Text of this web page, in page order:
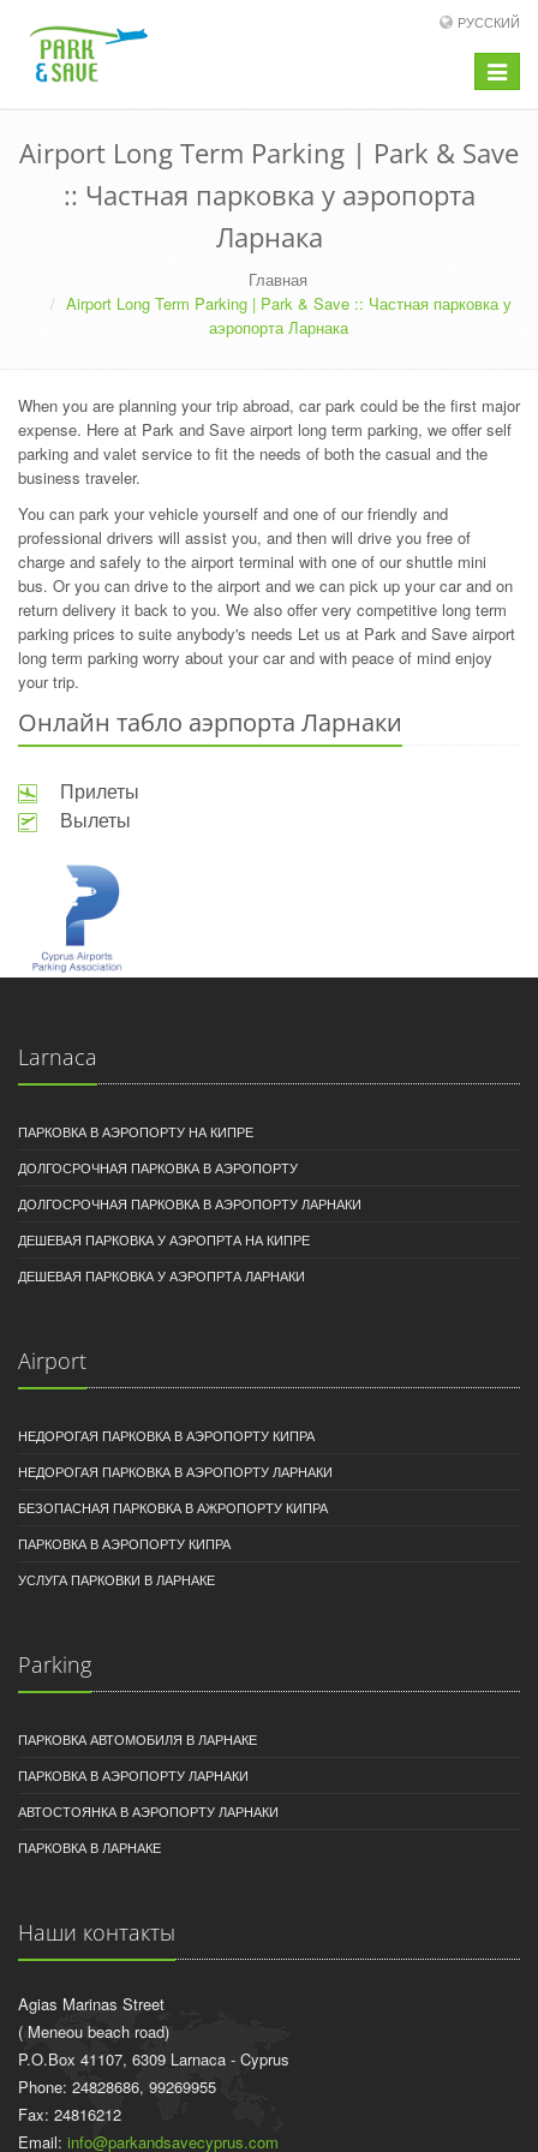
РУССКИЙ
Toggle
Airport Long Term Parking | Park & Save
:: Частная парковка у аэропорта
Ларнака
Главная
Airport Long Term Parking | Park & Save :: Частная парковка у
аэропорта Ларнака
When you are planning your trip abroad, car park could be the first major
expense. Here at Park and Save airport long term parking, we offer self
parking and valet service to fit the needs of both the casual and the
business traveler.
You can park your vehicle yourself and one of our friendly and
professional drivers will assist you, and then will drive you free of
charge and safely to the airport terminal with one of our shuttle mini
bus. Or you can drive to the airport and we can pick up your car and on
return delivery it back to you. We also offer very competitive long term
parking prices to suite anybody's needs Let us at Park and Save airport
long term parking worry about your car and with peace of mind enjoy
your trip.
Онлайн табло аэрпорта Ларнаки
Прилеты
Вылеты
Larnaca
ПАРКОВКА В АЭРОПОРТУ НА КИПРЕ
ДОЛГОСРОЧНАЯ ПАРКОВКА В АЭРОПОРТУ
ДОЛГОСРОЧНАЯ ПАРКОВКА В АЭРОПОРТУ ЛАРНАКИ
ДЕШЕВАЯ ПАРКОВКА У АЭРОПРТА НА КИПРЕ
ДЕШЕВАЯ ПАРКОВКА У АЭРОПРТА ЛАРНАКИ
Airport
НЕДОРОГАЯ ПАРКОВКА В АЭРОПОРТУ КИПРА
НЕДОРОГАЯ ПАРКОВКА В АЭРОПОРТУ ЛАРНАКИ
БЕЗОПАСНАЯ ПАРКОВКА В АЖРОПОРТУ КИПРА
ПАРКОВКА В АЭРОПОРТУ КИПРА
УСЛУГА ПАРКОВКИ В ЛАРНАКЕ
Parking
ПАРКОВКА АВТОМОБИЛЯ В ЛАРНАКЕ
ПАРКОВКА В АЭРОПОРТУ ЛАРНАКИ
АВТОСТОЯНКА В АЭРОПОРТУ ЛАРНАКИ
ПАРКОВКА В ЛАРНАКЕ
Наши контакты
Agias Marinas Street
( Meneou beach road)
P.O.Box 41107, 6309 Larnaca - Cyprus
Phone: 24828686, 99269955
Fax: 24816212
Email: info@parkandsavecyprus.com